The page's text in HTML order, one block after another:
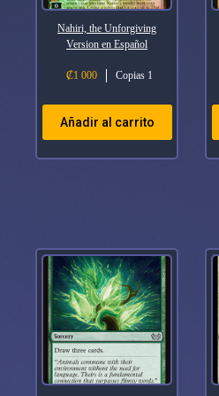
Nahiri, the Unforgiving
Version en Español
₡1 000 Copias 1
Añadir al carrito